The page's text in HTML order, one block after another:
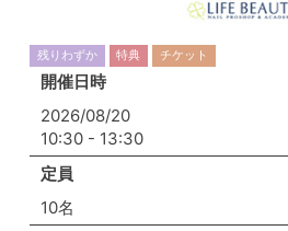
残りわずか 特典 チケット
開催日時
2026/08/20
10:30 - 13:30
定員
10名